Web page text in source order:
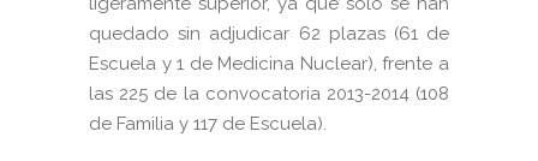
quedado sin adjudicar 62 plazas (61 de
Escuela y 1 de Medicina Nuclear), frente a
las 225 de la convocatoria 2013-2014 (108
de Familia y 117 de Escuela).